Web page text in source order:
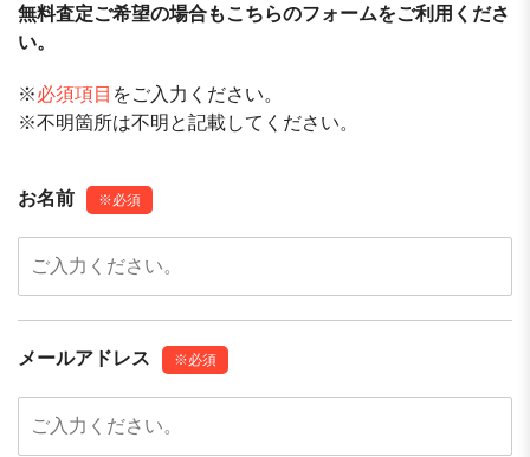
無料査定ご希望の場合もこちらのフォームをご利用くださ
い。
※必須項目 をご入力ください。
※不明箇所は不明と記載してください。
このフィールドは空のままにしてください。
お名前 ※必須
メールアドレス ※必須